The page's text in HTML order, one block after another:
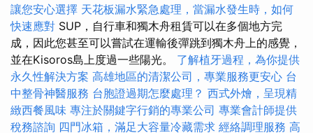
讓您安心選擇 天花板漏水緊急處理，當漏水發生時，如何
快速應對 SUP，自行車和獨木舟租賃可以在多個地方完
成，因此您甚至可以嘗試在運輸後彈跳到獨木舟上的感覺，
並在Kisoros島上度過一些陽光。 了解植牙過程，為你提供
永久性解決方案 高雄地區的清潔公司，專業服務更安心 台
中整骨神醫服務 台胞證過期怎麼處理？ 西式外燴，呈現精
緻西餐風味 專注於關鍵字行銷的專業公司 專業會計師提供
稅務諮詢 四門冰箱，滿足大容量冷藏需求 經絡調理服務 高